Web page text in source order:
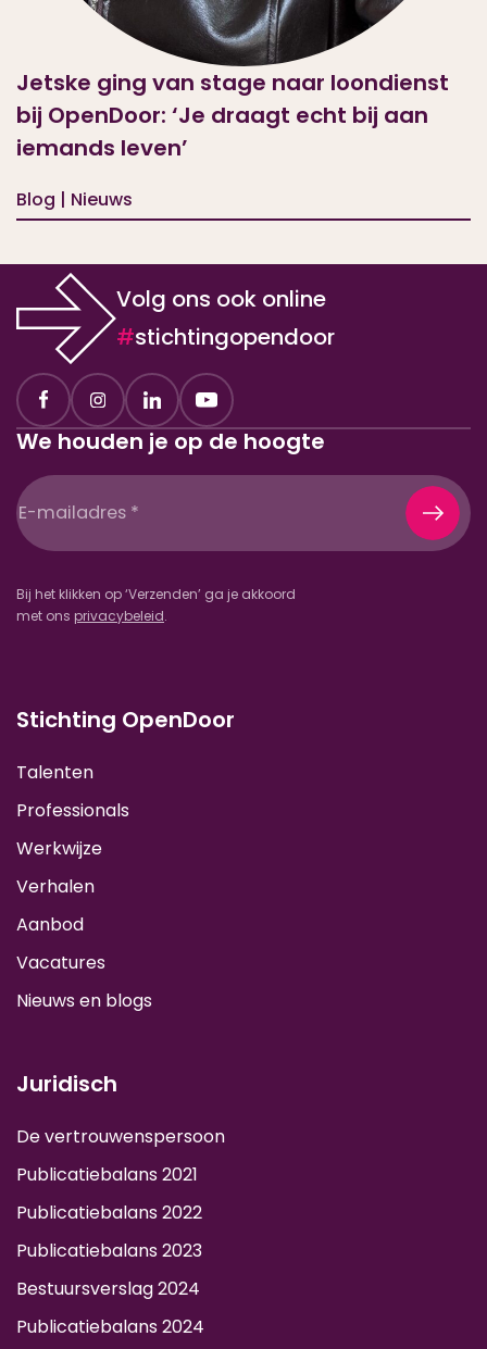
Jetske ging van stage naar loondienst
bij OpenDoor: ‘Je draagt echt bij aan
iemands leven’
Blog | Nieuws
Volg ons ook online
#stichtingopendoor
We houden je op de hoogte
E-
mailadres
Bij het klikken op ‘Verzenden’ ga je akkoord
met ons privacybeleid.
Stichting OpenDoor
Talenten
Professionals
Werkwijze
Verhalen
Aanbod
Vacatures
Nieuws en blogs
Juridisch
De vertrouwenspersoon
Publicatiebalans 2021
Publicatiebalans 2022
Publicatiebalans 2023
Bestuursverslag 2024
Publicatiebalans 2024